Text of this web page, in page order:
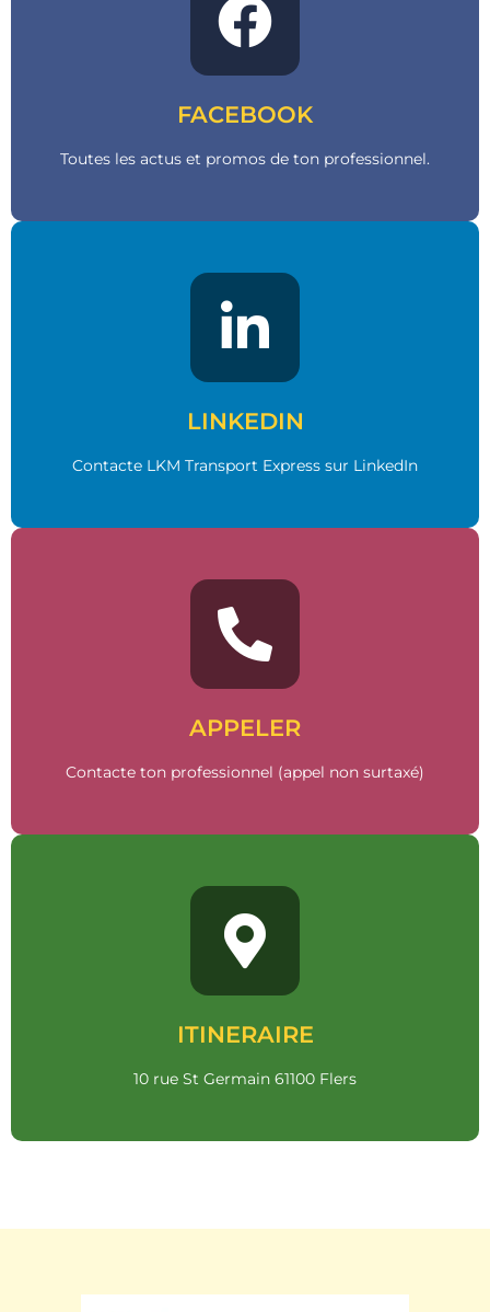
FACEBOOK
Toutes les actus et promos de ton professionnel.
Clique ci-dessous !
Go !
LINKEDIN
Contacte LKM Transport Express sur LinkedIn
Clique ci-dessous !
Go !
APPELER
Contacte ton professionnel (appel non surtaxé)
06 59 83 92 89
Appel
ITINERAIRE
10 rue St Germain 61100 Flers
itinéraire
Go !